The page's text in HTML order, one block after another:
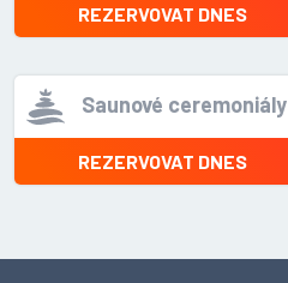
REZERVOVAT DNES
Saunové ceremoniály
REZERVOVAT DNES